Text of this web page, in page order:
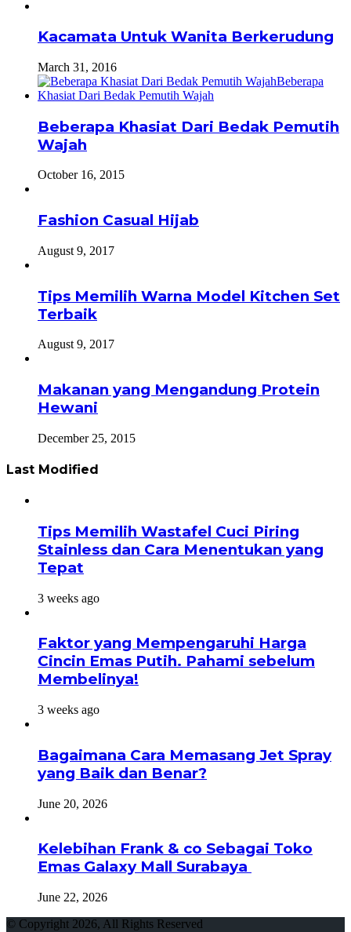
Kacamata Untuk Wanita Berkerudung
March 31, 2016
Beberapa Khasiat Dari Bedak Pemutih
Wajah
October 16, 2015
Fashion Casual Hijab
August 9, 2017
Tips Memilih Warna Model Kitchen Set
Terbaik
August 9, 2017
Makanan yang Mengandung Protein
Hewani
December 25, 2015
Last Modified
Tips Memilih Wastafel Cuci Piring
Stainless dan Cara Menentukan yang
Tepat
3 weeks ago
Faktor yang Mempengaruhi Harga
Cincin Emas Putih. Pahami sebelum
Membelinya!
3 weeks ago
Bagaimana Cara Memasang Jet Spray
yang Baik dan Benar?
June 20, 2026
Kelebihan Frank & co Sebagai Toko
Emas Galaxy Mall Surabaya
June 22, 2026
© Copyright 2026, All Rights Reserved